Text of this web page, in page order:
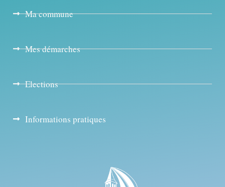
Ma commune
Mes démarches
Elections
Informations pratiques